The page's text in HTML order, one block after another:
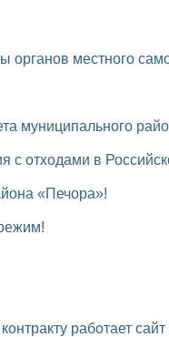
органов местного
муниципального
с отходами в
«Печора»!
работает